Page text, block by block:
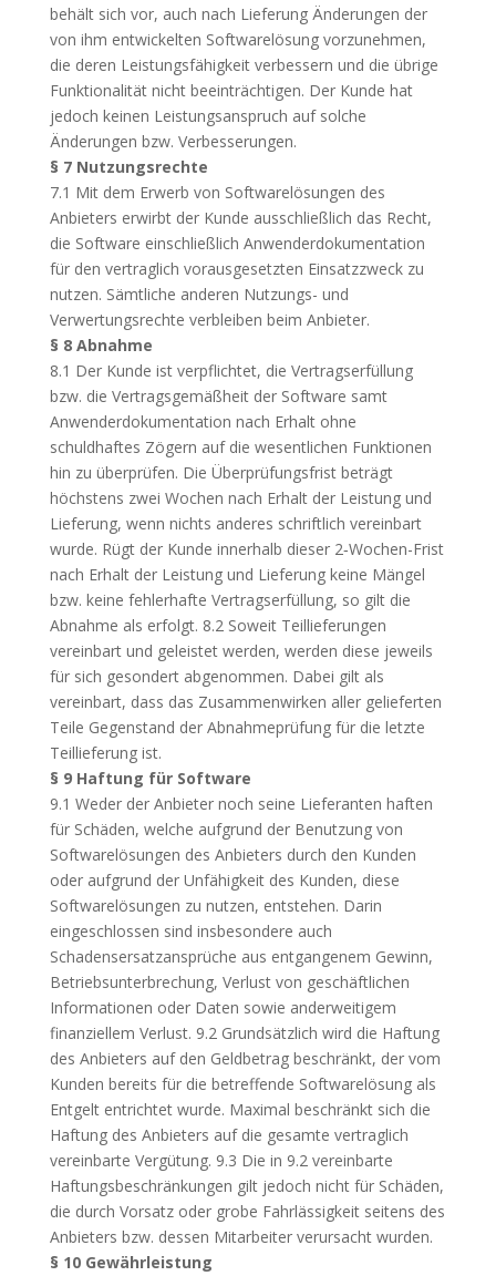
behält sich vor, auch nach Lieferung Änderungen der
von ihm entwickelten Softwarelösung vorzunehmen,
die deren Leistungsfähigkeit verbessern und die übrige
Funktionalität nicht beeinträchtigen. Der Kunde hat
jedoch keinen Leistungsanspruch auf solche
Änderungen bzw. Verbesserungen.
§ 7 Nutzungsrechte
7.1 Mit dem Erwerb von Softwarelösungen des
Anbieters erwirbt der Kunde ausschließlich das Recht,
die Software einschließlich Anwenderdokumentation
für den vertraglich vorausgesetzten Einsatzzweck zu
nutzen. Sämtliche anderen Nutzungs- und
Verwertungsrechte verbleiben beim Anbieter.
§ 8 Abnahme
8.1 Der Kunde ist verpflichtet, die Vertragserfüllung
bzw. die Vertragsgemäßheit der Software samt
Anwenderdokumentation nach Erhalt ohne
schuldhaftes Zögern auf die wesentlichen Funktionen
hin zu überprüfen. Die Überprüfungsfrist beträgt
höchstens zwei Wochen nach Erhalt der Leistung und
Lieferung, wenn nichts anderes schriftlich vereinbart
wurde. Rügt der Kunde innerhalb dieser 2‑Wochen-Frist
nach Erhalt der Leistung und Lieferung keine Mängel
bzw. keine fehlerhafte Vertragserfüllung, so gilt die
Abnahme als erfolgt. 8.2 Soweit Teillieferungen
vereinbart und geleistet werden, werden diese jeweils
für sich gesondert abgenommen. Dabei gilt als
vereinbart, dass das Zusammenwirken aller gelieferten
Teile Gegenstand der Abnahmeprüfung für die letzte
Teillieferung ist.
§ 9 Haftung für Software
9.1 Weder der Anbieter noch seine Lieferanten haften
für Schäden, welche aufgrund der Benutzung von
Softwarelösungen des Anbieters durch den Kunden
oder aufgrund der Unfähigkeit des Kunden, diese
Softwarelösungen zu nutzen, entstehen. Darin
eingeschlossen sind insbesondere auch
Schadensersatzansprüche aus entgangenem Gewinn,
Betriebsunterbrechung, Verlust von geschäftlichen
Informationen oder Daten sowie anderweitigem
finanziellem Verlust. 9.2 Grundsätzlich wird die Haftung
des Anbieters auf den Geldbetrag beschränkt, der vom
Kunden bereits für die betreffende Softwarelösung als
Entgelt entrichtet wurde. Maximal beschränkt sich die
Haftung des Anbieters auf die gesamte vertraglich
vereinbarte Vergütung. 9.3 Die in 9.2 vereinbarte
Haftungsbeschränkungen gilt jedoch nicht für Schäden,
die durch Vorsatz oder grobe Fahrlässigkeit seitens des
Anbieters bzw. dessen Mitarbeiter verursacht wurden.
§ 10 Gewährleistung